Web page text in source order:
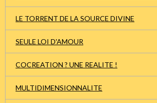
LE TORRENT DE LA SOURCE DIVINE
SEULE LOI D'AMOUR
COCREATION ? UNE REALITE !
MULTIDIMENSIONNALITE